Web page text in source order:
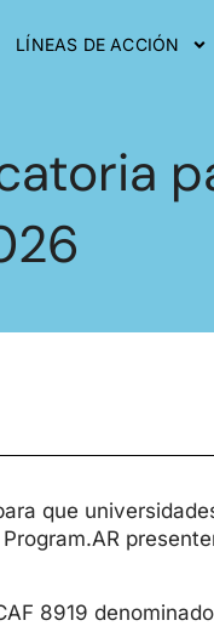
LÍNEAS DE ACCIÓN
que
8919